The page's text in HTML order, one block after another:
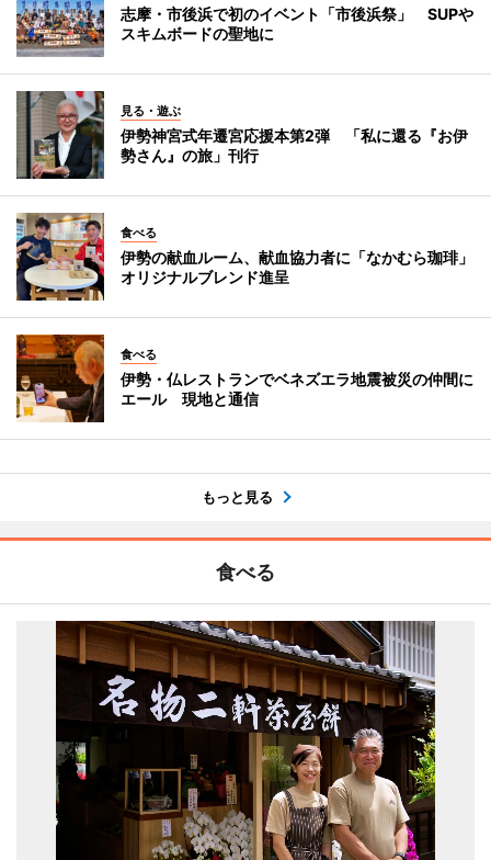
志摩・市後浜で初のイベント「市後浜祭」 SUPや
スキムボードの聖地に
見る・遊ぶ
伊勢神宮式年遷宮応援本第2弾 「私に還る『お伊
勢さん』の旅」刊行
食べる
伊勢の献血ルーム、献血協力者に「なかむら珈琲」
オリジナルブレンド進呈
食べる
伊勢・仏レストランでベネズエラ地震被災の仲間に
エール 現地と通信
もっと見る
食べる